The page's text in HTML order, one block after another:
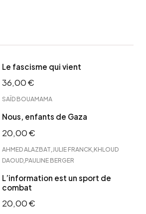
Le fascisme qui vient
36,00€
SAÏD BOUAMAMA
Nous, enfants de Gaza
20,00€
AHMED ALAZBAT JULIE FRANCK KHLOUD
DAOUD PAULINE BERGER
L’information est un sport de
combat
20,00€